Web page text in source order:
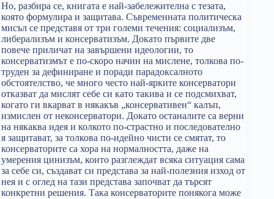
Но, разбира се, книгата е най-забележителна с тезата,
която формулира и защитава. Съвременната политическа
мисъл се представя от три големи течения: социализъм,
либерализъм и консерватизъм. Докато първите две
повече приличат на завършени идеологии, то
консерватизмът е по-скоро начин на мислене, толкова по-
труден за дефиниране и поради парадоксалното
обстоятелство, че много често най-ярките консерватори
отказват да мислят себе си като такива и се подсмихват,
когато ги вкарват в някакъв „консервативен“ калъп,
измислен от неконсерватори. Докато останалите са верни
на някаква идея и колкото по-страстно и последователно
я защитават, за толкова по-идейно чисти се смятат, то
консерваторите са хора на нормалността, даже на
умерения цинизъм, които разглеждат всяка ситуация сама
за себе си, създават си представа за най-полезния изход от
нея и с оглед на тази представа започват да търсят
конкретни решения. Така консерваторите понякога може